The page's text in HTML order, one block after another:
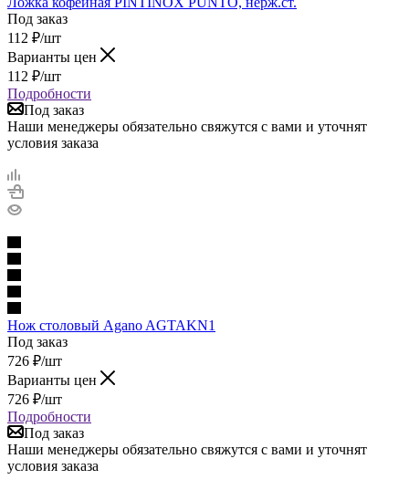
Под заказ
112 ₽/шт
Варианты цен
112 ₽/шт
Подробности
Под заказ
Наши менеджеры обязательно свяжутся с вами и уточнят
условия заказа
Нож столовый Agano AGTAKN1
Под заказ
726 ₽/шт
Варианты цен
726 ₽/шт
Подробности
Под заказ
Наши менеджеры обязательно свяжутся с вами и уточнят
условия заказа